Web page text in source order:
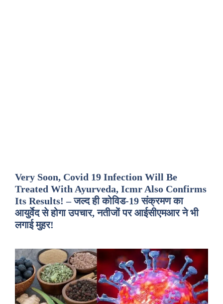
Very Soon, Covid 19 Infection Will Be
Treated With Ayurveda, Icmr Also Confirms
Its Results! – जल्द ही कोविड-19 संक्रमण का
आयुर्वेद से होगा उपचार, नतीजों पर आईसीएमआर ने भी
लगाई मुहर!